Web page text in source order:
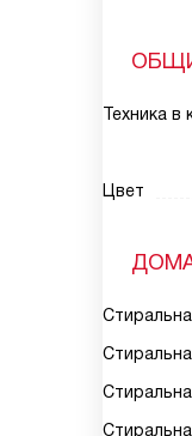
Техника в
Цвет